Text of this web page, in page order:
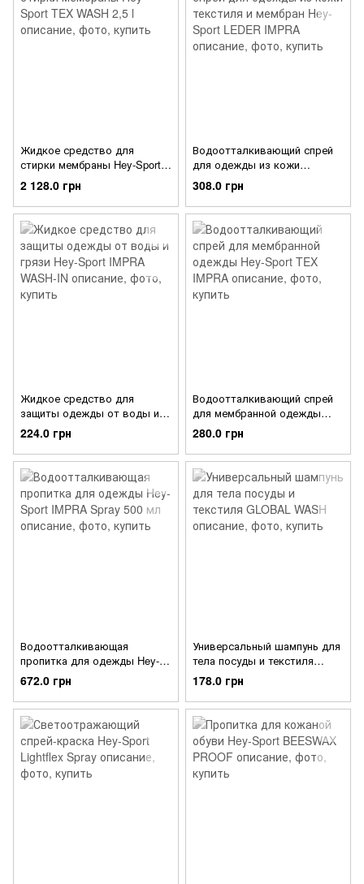
Жидкое средство для
стирки мембраны Hey-Sport
TEX WASH 2,5 l
2 128.0 грн
Водоотталкивающий спрей
для одежды из кожи
текстиля и мембран Hey-
Sport LEDER IMPRA
308.0 грн
Жидкое средство для
защиты одежды от воды и
грязи Hey-Sport IMPRA
WASH-IN
224.0 грн
Водоотталкивающий спрей
для мембранной одежды
Hey-Sport TEX IMPRA
280.0 грн
Водоотталкивающая
пропитка для одежды Hey-
Sport IMPRA Spray 500 мл
672.0 грн
Универсальный шампунь для
тела посуды и текстиля
GLOBAL WASH
178.0 грн